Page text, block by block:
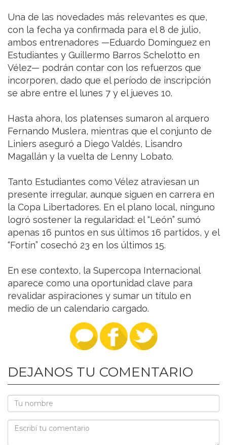
Una de las novedades más relevantes es que,
con la fecha ya confirmada para el 8 de julio,
ambos entrenadores —Eduardo Domínguez en
Estudiantes y Guillermo Barros Schelotto en
Vélez— podrán contar con los refuerzos que
incorporen, dado que el período de inscripción
se abre entre el lunes 7 y el jueves 10.
Hasta ahora, los platenses sumaron al arquero
Fernando Muslera, mientras que el conjunto de
Liniers aseguró a Diego Valdés, Lisandro
Magallán y la vuelta de Lenny Lobato.
Tanto Estudiantes como Vélez atraviesan un
presente irregular, aunque siguen en carrera en
la Copa Libertadores. En el plano local, ninguno
logró sostener la regularidad: el “León” sumó
apenas 16 puntos en sus últimos 16 partidos, y el
“Fortín” cosechó 23 en los últimos 15.
En ese contexto, la Supercopa Internacional
aparece como una oportunidad clave para
revalidar aspiraciones y sumar un título en
medio de un calendario cargado.
DEJANOS TU COMENTARIO